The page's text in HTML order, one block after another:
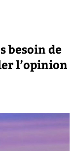
besoin de
l’opinion